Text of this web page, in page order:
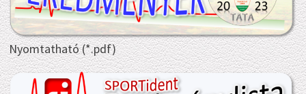
Nyomtatható (*.pdf)